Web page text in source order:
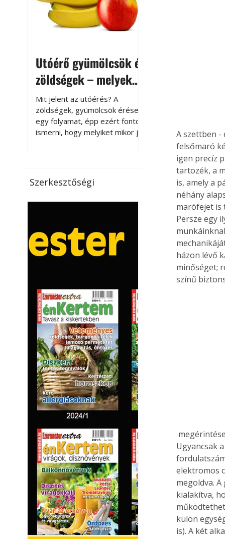
Utóérő gyümölcsök és
zöldségek – melyek
érnek tovább leszedés
után?
Mit jelent az utóérés? A
zöldségek, gyümölcsök érése
egy folyamat, épp ezért fontos
ismerni, hogy melyiket mikor jó
paradicsomot sokszor
gazdasági érettségben, azaz
Utóérik eközben, de nem lesz
olyan ízű, mint amit a saját
kertünkben, biológiai
tárolható h
Szerkesztőségi
A szettben -
felsőmaró
igen precíz
tartozék, a
is, amely a
néhány
marófejet is
Persze egy
házon lévő
minőséget;
színű
Ugyancsak
elektromos
megoldva.
kialakítva,
külön
is). A két